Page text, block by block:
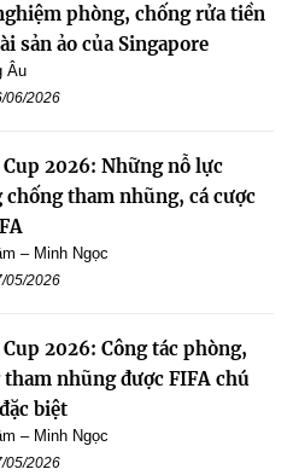
phòng, chống rửa tiền
sản ảo của Singapore
Âu
06/2026
2026: Những nỗ lực
chống tham nhũng, cá cược
– Minh Ngọc
05/2026
2026: Công tác phòng,
tham nhũng được FIFA chú
biệt
– Minh Ngọc
05/2026